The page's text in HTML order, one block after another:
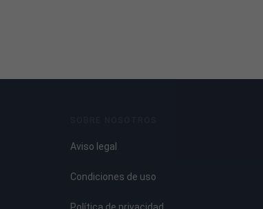
Aviso legal
Condiciones de uso